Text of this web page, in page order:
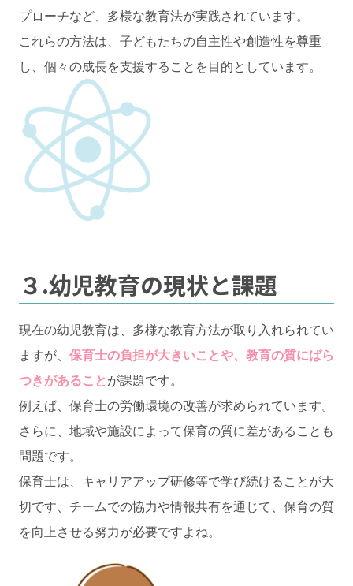
プローチなど、多様な教育法が実践されています。
これらの方法は、子どもたちの自主性や創造性を尊重
し、個々の成長を支援することを目的としています。
３.幼児教育の現状と課題
現在の幼児教育は、多様な教育方法が取り入れられてい
ますが、 保育士の負担が大きいことや、教育の質にばら
つきがあることが課題です。
例えば、保育士の労働環境の改善が求められています。
さらに、地域や施設によって保育の質に差があることも
問題です。
保育士は、キャリアアップ研修等で学び続けることが大
切です、チームでの協力や情報共有を通じて、保育の質
を向上させる努力が必要ですよね。